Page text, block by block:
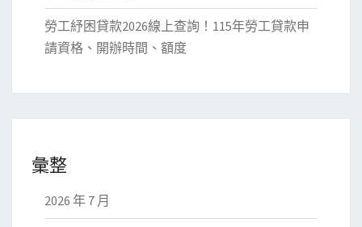
勞工紓困貸款2026線上查詢！115年勞工貸款申
請資格、開辦時間、額度
彙整
2026 年 7 月